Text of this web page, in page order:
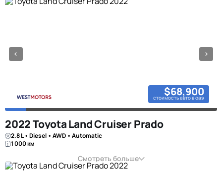
$68,900
стоимость авто в оаэ
2022 Toyota Land Cruiser Prado
2.8 L • Diesel • AWD • Automatic
1 000 км
Смотреть больше